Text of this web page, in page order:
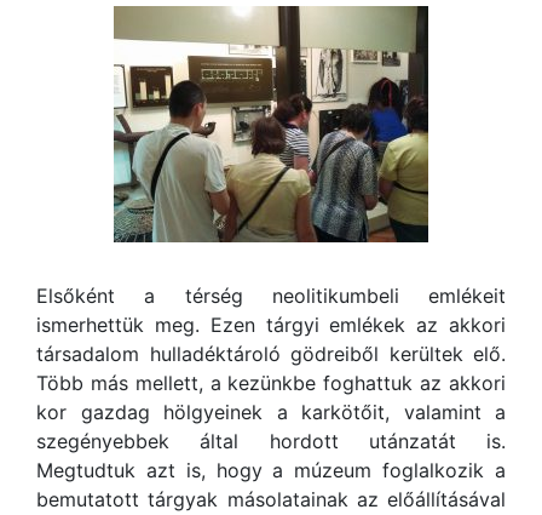
Elsőként a térség neolitikumbeli emlékeit
ismerhettük meg. Ezen tárgyi emlékek az akkori
társadalom hulladéktároló gödreiből kerültek elő.
Több más mellett, a kezünkbe foghattuk az akkori
kor gazdag hölgyeinek a karkötőit, valamint a
szegényebbek által hordott utánzatát is.
Megtudtuk azt is, hogy a múzeum foglalkozik a
bemutatott tárgyak másolatainak az előállításával